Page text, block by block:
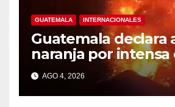
GUATEMALA INTERNACIONALES
Guatemala declara
naranja por
del volcán de
AGO 4, 2026